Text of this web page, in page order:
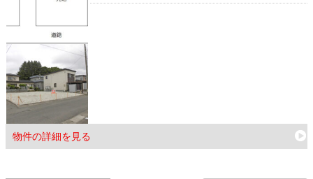
物件の詳細を見る